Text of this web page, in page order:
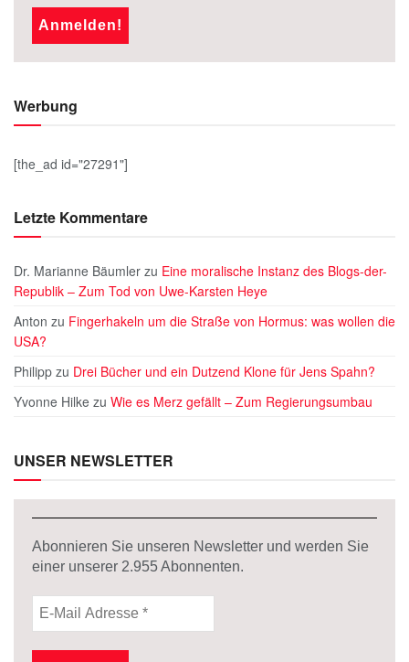
Werbung
[the_ad id="27291"]
Letzte Kommentare
Dr. Marianne Bäumler zu Eine moralische Instanz des Blogs-der-
Republik – Zum Tod von Uwe-Karsten Heye
Anton zu Fingerhakeln um die Straße von Hormus: was wollen die
USA?
Philipp zu Drei Bücher und ein Dutzend Klone für Jens Spahn?
Yvonne Hilke zu Wie es Merz gefällt – Zum Regierungsumbau
UNSER NEWSLETTER
Abonnieren Sie unseren Newsletter und werden Sie
einer unserer 2.955Abonnenten.